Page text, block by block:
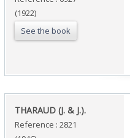
(1922)
See the book
‎THARAUD (J. & J.).‎
Reference : 2821